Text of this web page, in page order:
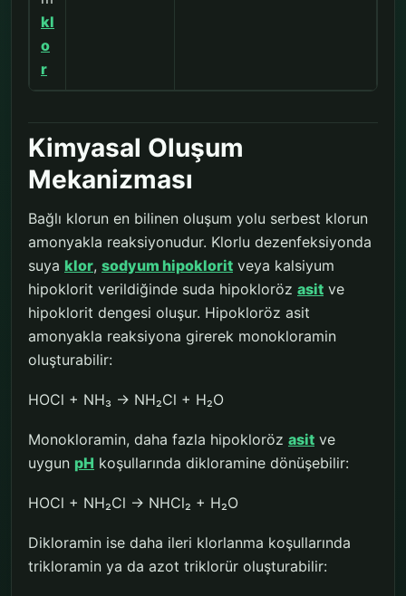
kl
o
r
Kimyasal Oluşum
Mekanizması
Bağlı klorun en bilinen oluşum yolu serbest klorun
amonyakla reaksiyonudur. Klorlu dezenfeksiyonda
suya klor, sodyum hipoklorit veya kalsiyum
hipoklorit verildiğinde suda hipokloröz asit ve
hipoklorit dengesi oluşur. Hipokloröz asit
amonyakla reaksiyona girerek monokloramin
oluşturabilir:
HOCl + NH₃ → NH₂Cl + H₂O
Monokloramin, daha fazla hipokloröz asit ve
uygun pH koşullarında dikloramine dönüşebilir:
HOCl + NH₂Cl → NHCl₂ + H₂O
Dikloramin ise daha ileri klorlanma koşullarında
trikloramin ya da azot triklorür oluşturabilir: